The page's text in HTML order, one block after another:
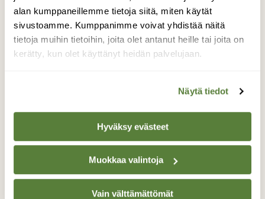
alan kumppaneillemme tietoja siitä, miten käytät
sivustoamme. Kumppanimme voivat yhdistää näitä
tietoja muihin tietoihin, joita olet antanut heille tai joita on
kerätty, kun olet käyttänyt heidän palvelujaan.
Näytä tiedot
Hyväksy evästeet
Muokkaa valintoja
Vain välttämättömät
Talvipäivänseisaus on sunnuntaina –
jouluviikon alku merkitsee nyt myös valon
paluun alkua